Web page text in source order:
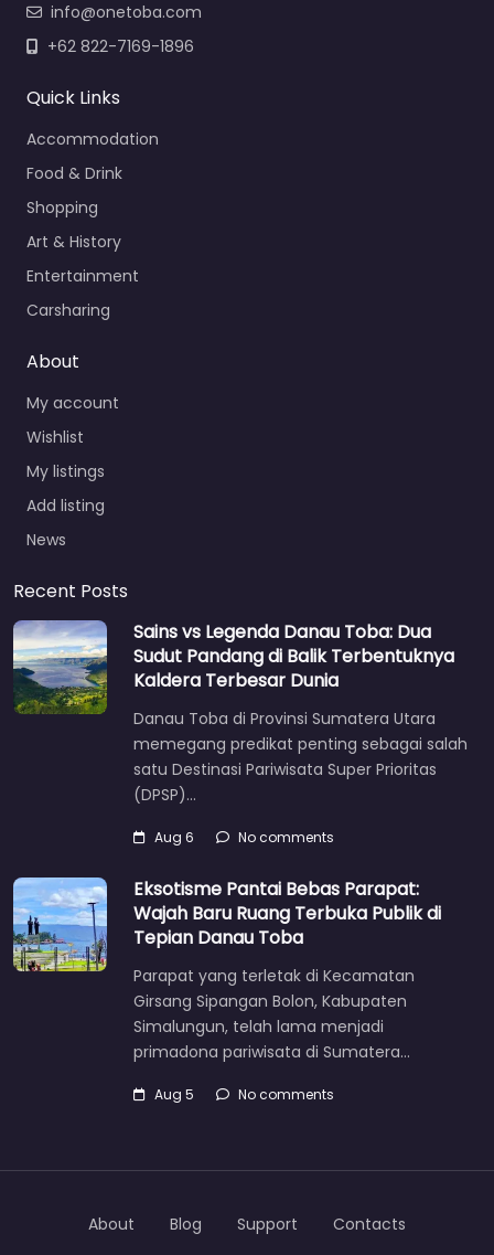
info@onetoba.com
+62 822-7169-1896
Quick Links
Accommodation
Food & Drink
Shopping
Art & History
Entertainment
Carsharing
About
My account
Wishlist
My listings
Add listing
News
Recent Posts
Sains vs Legenda Danau Toba: Dua
Sudut Pandang di Balik Terbentuknya
Kaldera Terbesar Dunia
Danau Toba di Provinsi Sumatera Utara
memegang predikat penting sebagai salah
satu Destinasi Pariwisata Super Prioritas
(DPSP)…
Aug 6 No comments
Eksotisme Pantai Bebas Parapat:
Wajah Baru Ruang Terbuka Publik di
Tepian Danau Toba
Parapat yang terletak di Kecamatan
Girsang Sipangan Bolon, Kabupaten
Simalungun, telah lama menjadi
primadona pariwisata di Sumatera…
Aug 5 No comments
About Blog Support Contacts